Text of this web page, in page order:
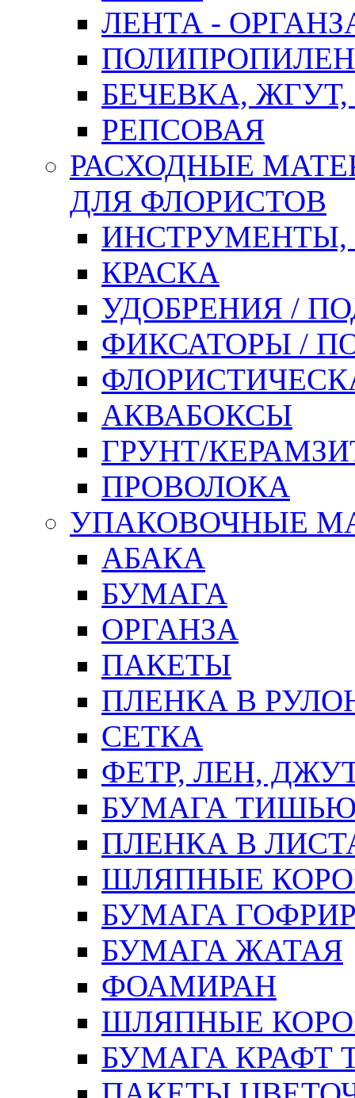
ЛЕНТА -
БЕЧЕВКА,
РЕПСОВАЯ
РАСХОДНЫЕ
ДЛЯ ФЛОРИСТОВ
ИНСТРУМЕНТЫ,
КРАСКА
УДОБРЕНИЯ /
ФИКСАТОРЫ /
АКВАБОКСЫ
ГРУНТ/
ПРОВОЛОКА
УПАКОВОЧНЫЕ
АБАКА
БУМАГА
ОРГАНЗА
ПАКЕТЫ
ПЛЕНКА В
СЕТКА
ФЕТР, ЛЕН,
БУМАГА
ПЛЕНКА В
ШЛЯПНЫЕ
БУМАГА
БУМАГА ЖАТАЯ
ФОАМИРАН
ШЛЯПНЫЕ
БУМАГА КРАФТ